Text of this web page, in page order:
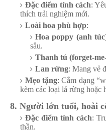
Đặc điểm tính cách:
thích trải nghiệm mới.
Loài hoa phù hợp:
Hoa poppy (anh
sâu.
Thanh tú (forget-
Lan rừng: Mang vẻ
Mẹo tặng: Cắm dạng
kèm các loại lá rừng hoặc
8. Người lớn tuổi, hoài
Đặc điểm tính cách:
thần.